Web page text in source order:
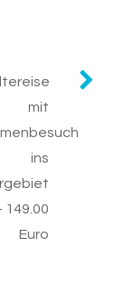
mit
ins
149.00
Euro